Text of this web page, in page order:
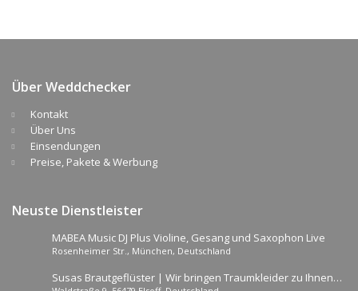
Über Weddchecker
Kontakt
Über Uns
Einsendungen
Preise, Pakete & Werbung
Neuste Dienstleister
MABEA Music DJ Plus Violine, Gesang und Saxophon Live
Rosenheimer Str., München, Deutschland
Susas Brautgeflüster | Wir bringen Traumkleider zu Ihnen